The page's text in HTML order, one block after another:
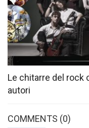
Le chitarre del rock
autori
COMMENTS (0)